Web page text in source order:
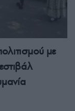
με